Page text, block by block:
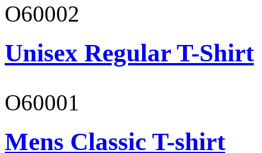
O60002
Unisex Regular T-Shirt
O60001
Mens Classic T-shirt